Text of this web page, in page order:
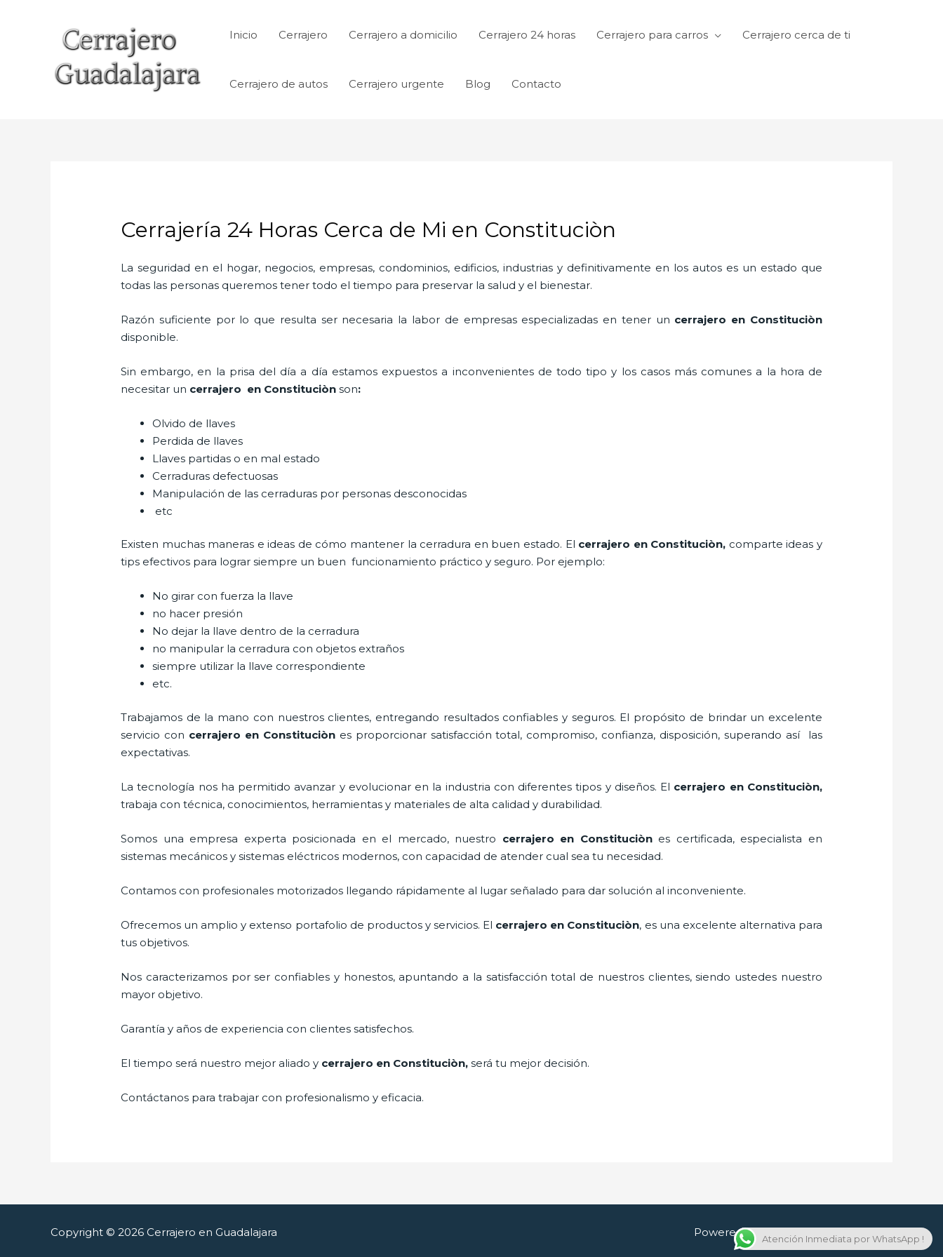
Inicio Cerrajero Cerrajero a domicilio Cerrajero 24 horas Cerrajero para carros Cerrajero cerca de ti
Cerrajero de autos Cerrajero urgente Blog Contacto
Cerrajería 24 Horas Cerca de Mi en Constituciòn
La seguridad en el hogar, negocios, empresas, condominios, edificios, industrias y definitivamente en los autos es un estado que
todas las personas queremos tener todo el tiempo para preservar la salud y el bienestar.
Razón suficiente por lo que resulta ser necesaria la labor de empresas especializadas en tener un cerrajero en Constituciòn
disponible.
Sin embargo, en la prisa del día a día estamos expuestos a inconvenientes de todo tipo y los casos más comunes a la hora de
necesitar un cerrajero en Constituciòn son:
Olvido de llaves
Perdida de llaves
Llaves partidas o en mal estado
Cerraduras defectuosas
Manipulación de las cerraduras por personas desconocidas
etc
Existen muchas maneras e ideas de cómo mantener la cerradura en buen estado. El cerrajero en Constituciòn, comparte ideas y
tips efectivos para lograr siempre un buen funcionamiento práctico y seguro. Por ejemplo:
No girar con fuerza la llave
no hacer presión
No dejar la llave dentro de la cerradura
no manipular la cerradura con objetos extraños
siempre utilizar la llave correspondiente
etc.
Trabajamos de la mano con nuestros clientes, entregando resultados confiables y seguros. El propósito de brindar un excelente
servicio con cerrajero en Constituciònes proporcionar satisfacción total, compromiso, confianza, disposición, superando así las
expectativas.
La tecnología nos ha permitido avanzar y evolucionar en la industria con diferentes tipos y diseños. El cerrajero en Constituciòn,
trabaja con técnica, conocimientos, herramientas y materiales de alta calidad y durabilidad.
Somos una empresa experta posicionada en el mercado, nuestro cerrajero en Constituciònes certificada, especialista en
sistemas mecánicos y sistemas eléctricos modernos, con capacidad de atender cual sea tu necesidad.
Contamos con profesionales motorizados llegando rápidamente al lugar señalado para dar solución al inconveniente.
Ofrecemos un amplio y extenso portafolio de productos y servicios. El cerrajero en Constituciòn, es una excelente alternativa para
tus objetivos.
Nos caracterizamos por ser confiables y honestos, apuntando a la satisfacción total de nuestros clientes, siendo ustedes nuestro
mayor objetivo.
Garantía y años de experiencia con clientes satisfechos.
El tiempo será nuestro mejor aliado y cerrajero en Constituciòn,será tu mejor decisión.
Contáctanos para trabajar con profesionalismo y eficacia.
Copyright © 2026 Cerrajero en Guadalajara Powered by Cerrajero en Guadalajara
Atención Inmediata por WhatsApp !